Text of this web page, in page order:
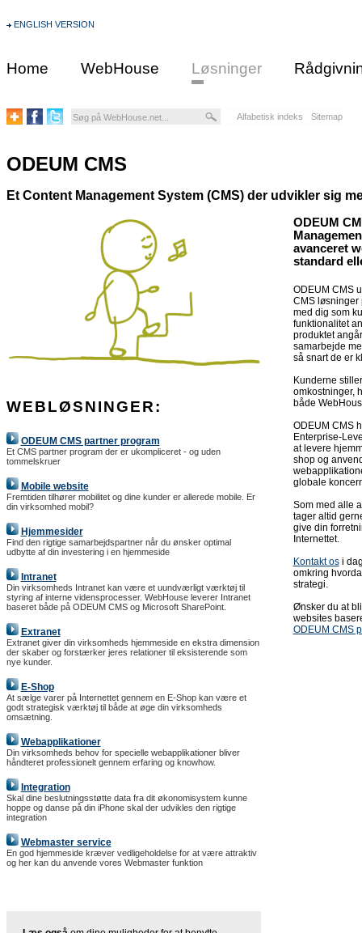
ENGLISH VERSION
Home WebHouse Løsninger
Alfabetisk indeks Sitemap
ODEUM CMS
Et Content Management System (CMS) der udvikler sig
WEBLØSNINGER:
ODEUM CMS partner program
Et CMS partner program der er ukompliceret - og uden
tommelskruer
Mobile website
Fremtiden tilhører mobilitet og dine kunder er allerede mobile. Er
din virksomhed mobil?
Hjemmesider
Find den rigtige samarbejdspartner når du ønsker optimal
udbytte af din investering i en hjemmeside
Intranet
Din virksomheds Intranet kan være et uundværligt værktøj til
styring af interne vidensprocesser. WebHouse leverer Intranet
baseret både på ODEUM CMS og Microsoft SharePoint.
Extranet
Extranet giver din virksomheds hjemmeside en ekstra dimension
der skaber og forstærker jeres relationer til eksisterende som
nye kunder.
E-Shop
At sælge varer på Internettet gennem en E-Shop kan være et
godt strategisk værktøj til både at øge din virksomheds
omsætning.
Webapplikationer
Din virksomheds behov for specielle webapplikationer bliver
håndteret professionelt gennem erfaring og knowhow.
Integration
Skal dine beslutningsstøtte data fra dit økonomisystem kunne
hoppe og danse på din iPhone skal der udvikles den rigtige
integration
Webmaster service
En god hjemmeside kræver vedligeholdelse for at være attraktiv
og her kan du anvende vores Webmaster funktion
ODEUM
avanceret
standard
ODEUM CMS
CMS løsninger
med dig som
funktionalitet
produktet
samarbejde
så snart de er
Kunderne
omkostninger,
både
ODEUM CMS
Enterprise-
at levere
shop og
globale
Som med alle
tager altid
give din
Internettet.
Kontakt osi
omkring
strategi.
Ønsker du at
websites
ODEUM CMS